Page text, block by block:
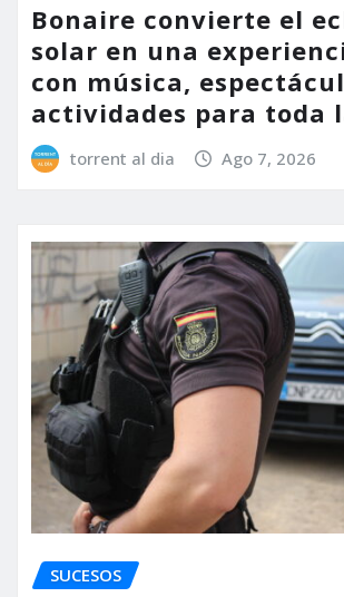
Bonaire convierte el
solar en una
con música,
actividades para toda
torrent al dia Ago 7, 2026
SUCESOS